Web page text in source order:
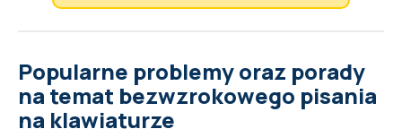
Popularne problemy oraz porady
na temat bezwzrokowego pisania
na klawiaturze